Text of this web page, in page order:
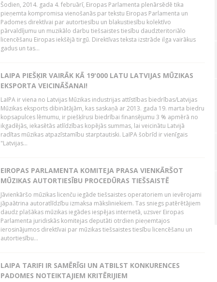
Šodien, 2014. gada 4. februārī, Eiropas Parlamenta plenārsēdē tika
pieņemta kompromisa vienošanās par tekstu Eiropas Parlamenta un
Padomes direktīvai par autortiesību un blakustiesību kolektīvo
pārvaldījumu un muzikālo darbu tiešsaistes tiesību daudzteritoriālo
licencēšanu Eiropas iekšējā tirgū. Direktīvas teksta izstrāde ilga vairākus
gadus un tas...
LAIPA PIEŠĶIR VAIRĀK KĀ 19'000 LATU LATVIJAS MŪZIKAS
EKSPORTA VEICINĀŠANAI!
LaIPA ir viena no Latvijas Mūzikas industrijas attīstības biedrības/Latvijas
Mūzikas eksports dibinātājām, kas saskaņā ar 2013. gada 19. marta biedru
kopsapulces lēmumu, ir piešķīrusi biedrībai finansējumu 3 % apmērā no
ikgadējās, iekasētās atlīdzības kopējās summas, lai veicinātu Latvijā
radītas mūzikas atpazīstamību starptautiski. LaIPA šobrīd ir vienīgais
"Latvijas...
EIROPAS PARLAMENTA KOMITEJA PRASA VIENKĀRŠOT
MŪZIKAS AUTORTIESĪBU PROCEDŪRAS TIEŠSAISTĒ
Jāvienkāršo mūzikas licenču iegāde tiešsaistes operatoriem un ievērojami
jāpaātrina autoratlīdzību izmaksa māksliniekiem. Tas sniegs patērētājiem
daudz plašākas mūzikas iegādes iespējas internetā, uzsver Eiropas
Parlamenta juridiskās komitejas deputāti otrdien pieņemtajos
ierosinājumos direktīvai par mūzikas tiešsaistes tiesību licencēšanu un
autortiesību...
LAIPA TARIFI IR SAMĒRĪGI UN ATBILST KONKURENCES
PADOMES NOTEIKTAJIEM KRITĒRIJIEM